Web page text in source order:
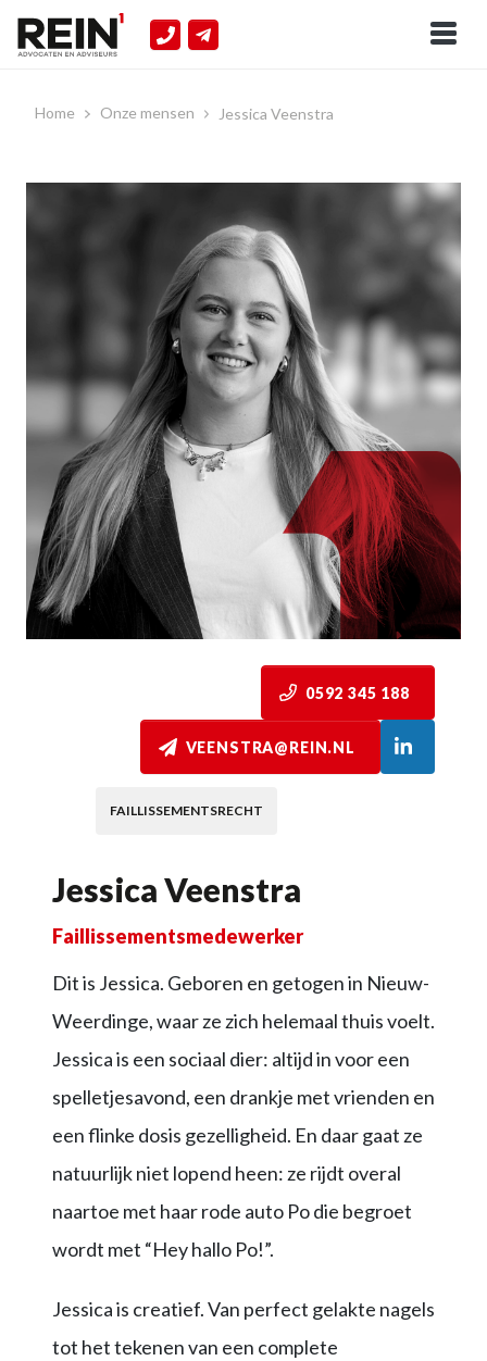
Home Onze mensen Jessica Veenstra
0592 345 188
VEENSTRA@REIN.NL
FAILLISSEMENTSRECHT
Jessica Veenstra
Faillissementsmedewerker
Dit is Jessica. Geboren en getogen in Nieuw-
Weerdinge, waar ze zich helemaal thuis voelt.
Jessica is een sociaal dier: altijd in voor een
spelletjesavond, een drankje met vrienden en
een flinke dosis gezelligheid. En daar gaat ze
natuurlijk niet lopend heen: ze rijdt overal
naartoe met haar rode auto Po die begroet
wordt met “Hey hallo Po!”.
Jessica is creatief. Van perfect gelakte nagels
tot het tekenen van een complete